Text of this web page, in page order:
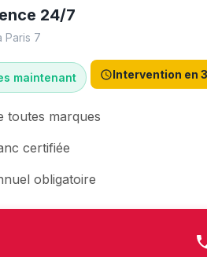
24/7
Paris 7
maintenant Intervention en
toutes marques
certifiée
obligatoire